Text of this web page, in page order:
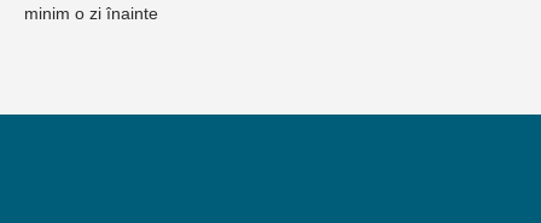
minim o zi înainte